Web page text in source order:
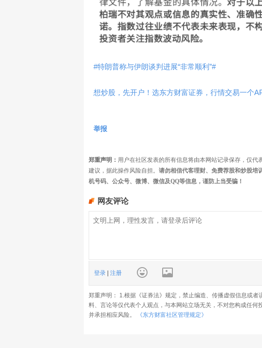
#特朗普称与伊朗谈判进展“非常顺利”#
想炒股，先开户！选东方财富证券，行情交易一个
举报
郑重声明： 用户在社区发表的所有信息将由本网站记录保存，仅
建议，据此操作风险自担。 请勿相信代客理财、免费荐股和炒股培
机号码、公众号、微博、微信及QQ等信息，谨防上当受骗！
网友评论
登录 注册
郑重声明： 1.根据《证券法》规定，禁止编造、传播虚假信息或
料、言论等仅代表个人观点，与本网站立场无关，不对您构成任
并承担相应风险。
《东方财富社区管理规定》